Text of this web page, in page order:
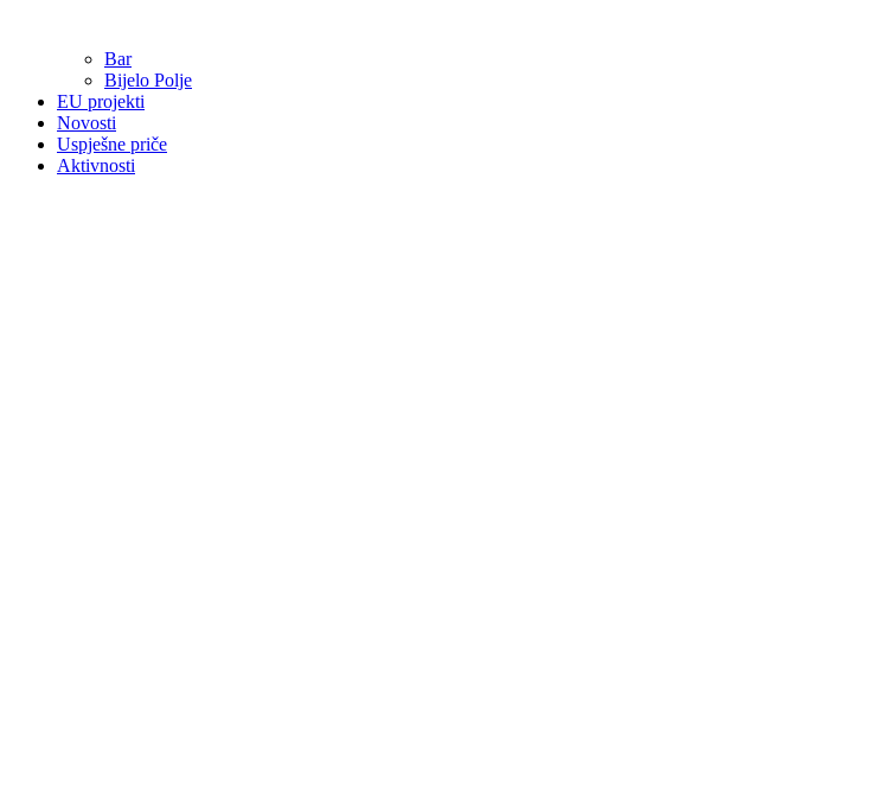
Bar
Bijelo Polje
EU projekti
Novosti
Uspješne priče
Aktivnosti